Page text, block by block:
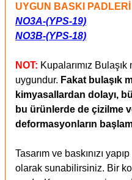
UYGUN BASKI PADLERİ
NO3A-(YPS-19)
NO3B-(YPS-18)
NOT: Kupalarımız
uygundur. Fakat bulaşık
kimyasallardan dolayı,
bu ürünlerde de çizilme
deformasyonların
Tasarım ve baskınızı
olarak sunabilirsiniz. Bir